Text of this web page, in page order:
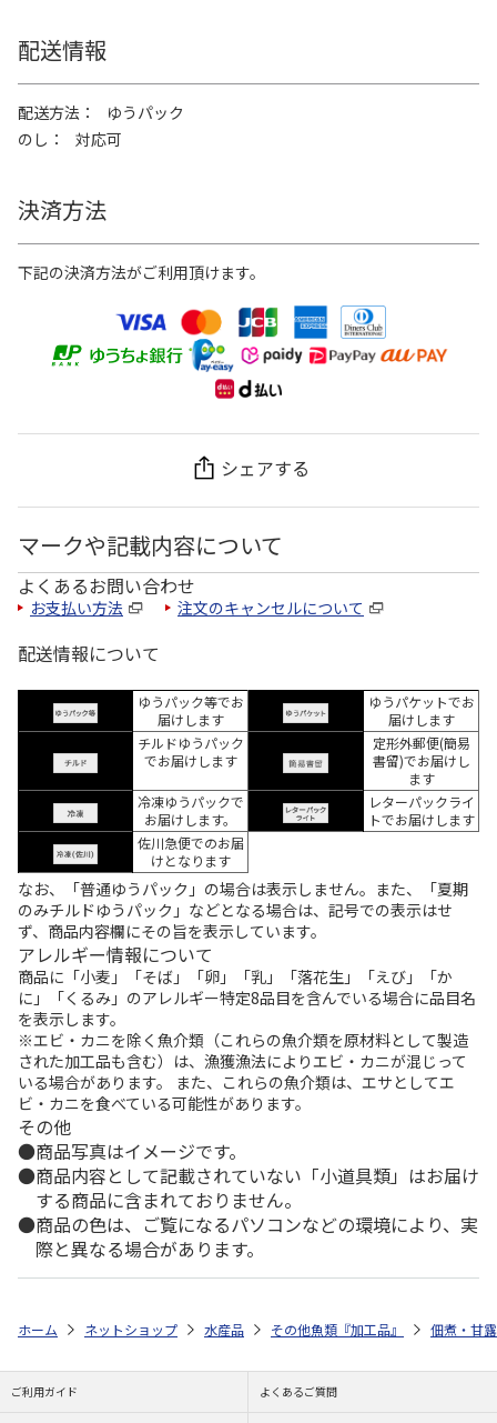
配送情報
配送方法
ゆうパック
のし
対応可
決済方法
下記の決済方法がご利用頂けます。
シェアする
マークや記載内容について
よくあるお問い合わせ
お支払い方法 注文のキャンセルについて
配送情報について
ゆうパック等でお
届けします
ゆうパケットでお
届けします
チルドゆうパック
でお届けします
定形外郵便(簡易
書留)でお届けし
ます
冷凍ゆうパックで
お届けします。
レターパックライ
トでお届けします
佐川急便でのお届
けとなります
なお、「普通ゆうパック」の場合は表示しません。また、「夏期
のみチルドゆうパック」などとなる場合は、記号での表示はせ
ず、商品内容欄にその旨を表示しています。
アレルギー情報について
商品に「小麦」「そば」「卵」「乳」「落花生」「えび」「か
に」「くるみ」のアレルギー特定8品目を含んでいる場合に品目名
を表示します。
※エビ・カニを除く魚介類（これらの魚介類を原材料として製造
された加工品も含む）は、漁獲漁法によりエビ・カニが混じって
いる場合があります。 また、これらの魚介類は、エサとしてエ
ビ・カニを食べている可能性があります。
その他
商品写真はイメージです。
商品内容として記載されていない「小道具類」はお届け
する商品に含まれておりません。
商品の色は、ご覧になるパソコンなどの環境により、実
際と異なる場合があります。
ホーム ネットショップ 水産品 その他魚類『加工品』 佃煮・甘
ご利用ガイド よくあるご質問